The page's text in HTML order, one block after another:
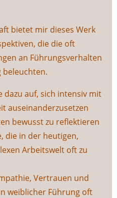
bietet mir dieses Werk
die die oft
an Führungsverhalten
beleuchten.
auf, sich intensiv mit
auseinanderzusetzen
bewusst zu reflektieren
die in der heutigen,
Arbeitswelt oft zu
Vertrauen und
weiblicher Führung oft